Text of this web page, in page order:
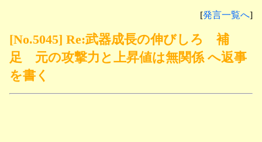
[発言一覧へ]
[No.5045] Re:武器成長の伸びしろ 補
足 元の攻撃力と上昇値は無関係 へ返事
を書く